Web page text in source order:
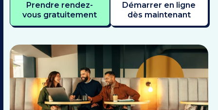
Prendre rendez-
vous gratuitement
Démarrer en ligne
dès maintenant